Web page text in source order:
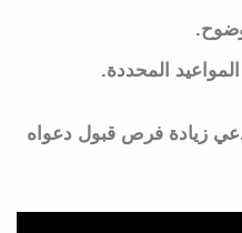
المحددة.
زيادة فرص قبول دعواه